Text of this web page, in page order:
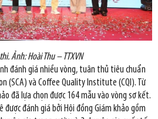
Ảnh: Hoài Thu – TTXVN
đánh giá nhiều vòng, tuân thủ tiêu chuẩn
(SCA) và Coffee Quality Institute (CQI). Từ
đã lựa chọn được 164 mẫu vào vòng sơ kết.
được đánh giá bởi Hội đồng Giám khảo gồm